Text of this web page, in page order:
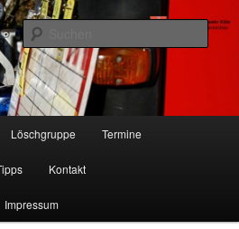
Rodenkirchen
Löschgruppe Termine
Kontakt
Impressum